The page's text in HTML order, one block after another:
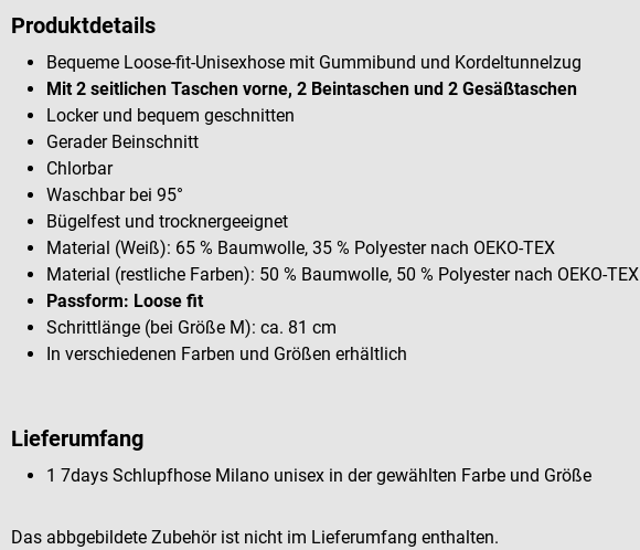
Produktdetails
Bequeme Loose-fit-Unisexhose mit Gummibund und Kordeltunnelzug
Mit 2 seitlichen Taschen vorne, 2 Beintaschen und 2 Gesäßtaschen
Locker und bequem geschnitten
Gerader Beinschnitt
Chlorbar
Waschbar bei 95°
Bügelfest und trocknergeeignet
Material (Weiß): 65 % Baumwolle, 35 % Polyester nach OEKO-TEX
Material (restliche Farben): 50 % Baumwolle, 50 % Polyester nach OEKO-TEX
Passform: Loose fit
Schrittlänge (bei Größe M): ca. 81 cm
In verschiedenen Farben und Größen erhältlich
Lieferumfang
1 7days Schlupfhose Milano unisex in der gewählten Farbe und Größe
Das abbgebildete Zubehör ist nicht im Lieferumfang enthalten.